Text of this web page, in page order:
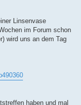
Linsenvase
im Forum schon
wird uns an dem Tag
haben und mal